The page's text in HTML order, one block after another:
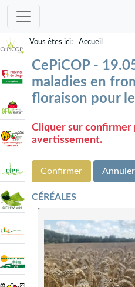
Accueil
CePiCOP -
maladies en
floraison pour
Cliquer sur confirmer
avertissement.
Confirmer Annuler
CÉRÉALES